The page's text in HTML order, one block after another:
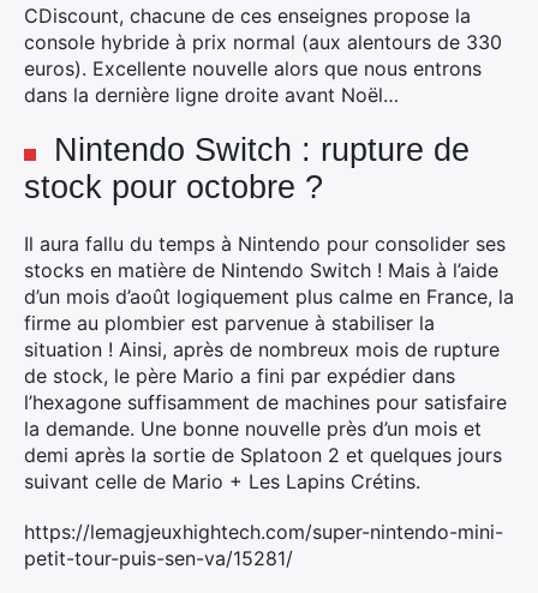
CDiscount, chacune de ces enseignes propose la
console hybride à prix normal (aux alentours de 330
euros). Excellente nouvelle alors que nous entrons
dans la dernière ligne droite avant Noël…
Nintendo Switch : rupture de
stock pour octobre ?
Il aura fallu du temps à Nintendo pour consolider ses
stocks en matière de Nintendo Switch ! Mais à l’aide
d’un mois d’août logiquement plus calme en France, la
firme au plombier est parvenue à stabiliser la
situation ! Ainsi, après de nombreux mois de rupture
de stock, le père Mario a fini par expédier dans
l’hexagone suffisamment de machines pour satisfaire
la demande. Une bonne nouvelle près d’un mois et
demi après la sortie de Splatoon 2 et quelques jours
suivant celle de Mario + Les Lapins Crétins.
https://lemagjeuxhightech.com/super-nintendo-mini-
petit-tour-puis-sen-va/15281/